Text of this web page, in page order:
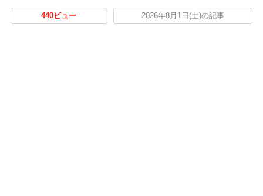
440ビュー 2026年8月1日(土)の記事